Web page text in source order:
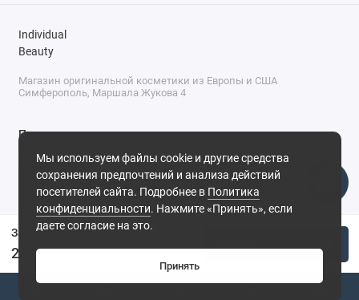
0
25 ₽
Мы используем файлы cookie и другие средства
сохранения предпочтений и анализа действий
посетителей сайта. Подробнее в Политика
конфиденциальности. Нажмите «Принять», если
даете согласие на это.
Принять
Individual
Beauty
Магазин оригинальной косметики из Европы и США
Симферополь, Маршала Жукова 4
Поддержка
+7 (978) 586-46-46
ПН-ПТ: 9:00 - 18:00
Суббота: 9:00 - 17:00
Воскресенье: выходной
Симферополь, ул. Маршала Жукова, 4